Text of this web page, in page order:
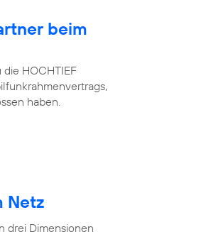
beim
HOCHTIEF
haben.
Netz
drei Dimensionen